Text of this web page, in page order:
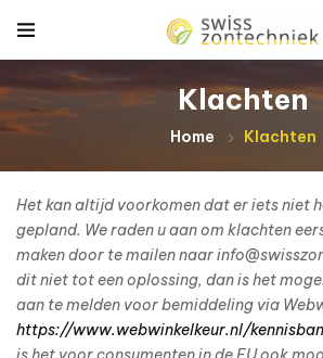
Klachten
Home Klachten
Het kan altijd voorkomen dat er iets niet
gepland. We raden u aan om klachten
maken door te mailen naar
dit niet tot een oplossing, dan is het
aan te melden voor bemiddeling via
https://www.webwinkelkeur.nl/